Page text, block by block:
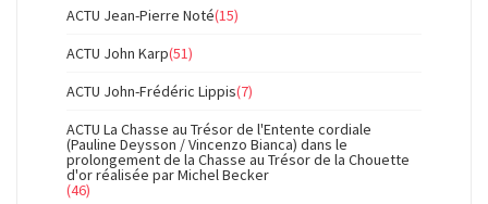
ACTU Jean-Pierre Noté(15)
ACTU John Karp(51)
ACTU John-Frédéric Lippis(7)
ACTU La Chasse au Trésor de l'Entente cordiale
(Pauline Deysson / Vincenzo Bianca) dans le
prolongement de la Chasse au Trésor de la Chouette
d'or réalisée par Michel Becker
(46)